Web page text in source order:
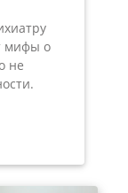
мифы о
не